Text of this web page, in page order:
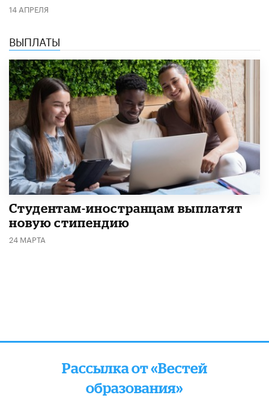
14 АПРЕЛЯ
ВЫПЛАТЫ
Студентам-иностранцам выплатят
новую стипендию
24 МАРТА
Рассылка от «Вестей
образования»